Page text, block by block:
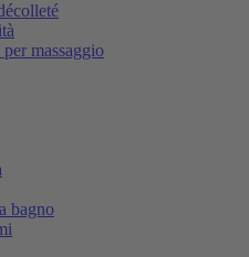
massaggio
bagno